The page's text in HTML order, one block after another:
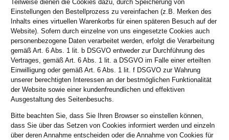
Teilweise dienen die Cookies dazu, durch Speicherung von
Einstellungen den Bestellprozess zu vereinfachen (z.B. Merken des
Inhalts eines virtuellen Warenkorbs für einen späteren Besuch auf der
Website). Sofern durch einzelne von uns eingesetzte Cookies auch
personenbezogene Daten verarbeitet werden, erfolgt die Verarbeitung
gemäß Art. 6 Abs. 1 lit. b DSGVO entweder zur Durchführung des
Vertrages, gemäß Art. 6 Abs. 1 lit. a DSGVO im Falle einer erteilten
Einwilligung oder gemäß Art. 6 Abs. 1 lit. f DSGVO zur Wahrung
unserer berechtigten Interessen an der bestmöglichen Funktionalität
der Website sowie einer kundenfreundlichen und effektiven
Ausgestaltung des Seitenbesuchs.
Bitte beachten Sie, dass Sie Ihren Browser so einstellen können,
dass Sie über das Setzen von Cookies informiert werden und einzeln
über deren Annahme entscheiden oder die Annahme von Cookies für